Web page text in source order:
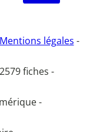
Mentions légales -
fiches -
-